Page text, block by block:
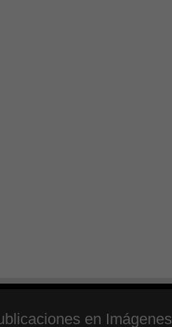
en Imágenes